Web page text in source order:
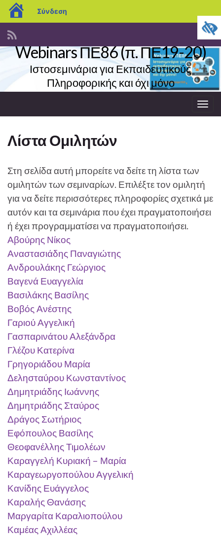
blogs.sch.gr
Σύνδεση
Webinars ΠΕ86 (π. ΠΕ19-20)
Ιστοσεμινάρια για Εκπαιδευτικούς
Πληροφορικής και όχι μόνο
Λίστα Ομιλητών
Στη σελίδα αυτή μπορείτε να δείτε τη λίστα των
ομιλητών των σεμιναρίων. Επιλέξτε τον ομιλητή
για να δείτε περισσότερες πληροφορίες σχετικά με
αυτόν και τα σεμινάρια που έχει πραγματοποιήσει
ή έχει προγραμματίσει να πραγματοποιήσει.
Αβούρης Νίκος
Αναστασιάδης Παναγιώτης
Ανδρουλάκης Γεώργιος
Βαγενά Ευαγγελία
Βασιλάκης Βασίλης
Βοβός Ανέστης
Γαριού Αγγελική
Γασπαρινάτου Αλεξάνδρα
Γλέζου Κατερίνα
Γρηγοριάδου Μαρία
Δελησταύρου Κωνσταντίνος
Δημητριάδης Ιωάννης
Δημητριάδης Σταύρος
Δράγος Σωτήριος
Εφόπουλος Βασίλης
Θεοφανέλλης Τιμολέων
Καραγγελή Κυριακή – Μαρία
Καραγεωργοπούλου Αγγελική
Κανίδης Ευάγγελος
Καραλής Θανάσης
Μαργαρίτα Καραλιοπούλου
Καμέας Αχιλλέας